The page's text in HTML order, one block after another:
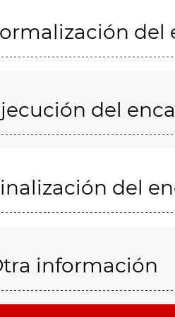
del
del
del
información